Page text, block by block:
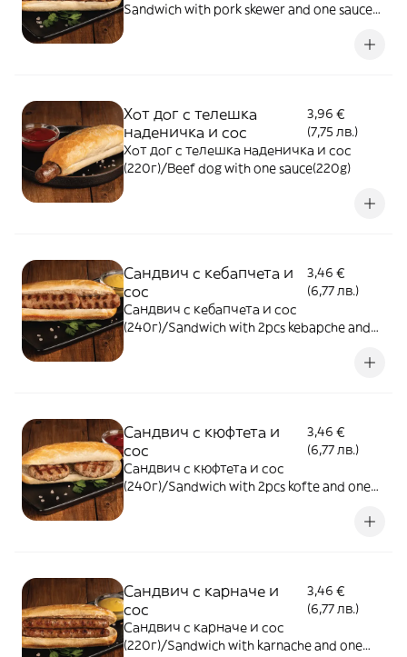
Sandwich with pork skewer and one sauce
Хот дог с телешка
наденичка и сос
3,96 €
(7,75 лв.)
Хот дог с телешка наденичка и сос
(220г)/Beef dog with one sauce(220g)
Сандвич с кебапчета и
сос
3,46 €
(6,77 лв.)
Сандвич с кебапчета и сос
(240г)/Sandwich with 2pcs kebapche and
Сандвич с кюфтета и
сос
3,46 €
(6,77 лв.)
Сандвич с кюфтета и сос
(240г)/Sandwich with 2pcs kofte and one
Сандвич с карначе и
сос
3,46 €
(6,77 лв.)
Сандвич с карначе и сос
(220г)/Sandwich with karnache and one